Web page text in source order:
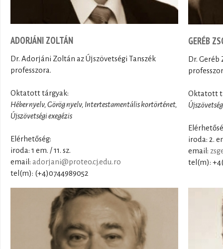
ADORJÁNI ZOLTÁN
Dr. Adorjáni Zoltán az Újszövetségi Tanszék
professzora.
Oktatott tárgyak:
Héber nyelv, Görög nyelv, Intertestamentális kortörténet,
Újszövetségi exegézis
Elérhetőség:
iroda: 1 em. / 11. sz.
email: adorjani@proteo.cj.edu.ro
tel(m): (+4)0744989052
GERÉB
Dr.
Oktatott
iroda: 2.
email:
tel(m):